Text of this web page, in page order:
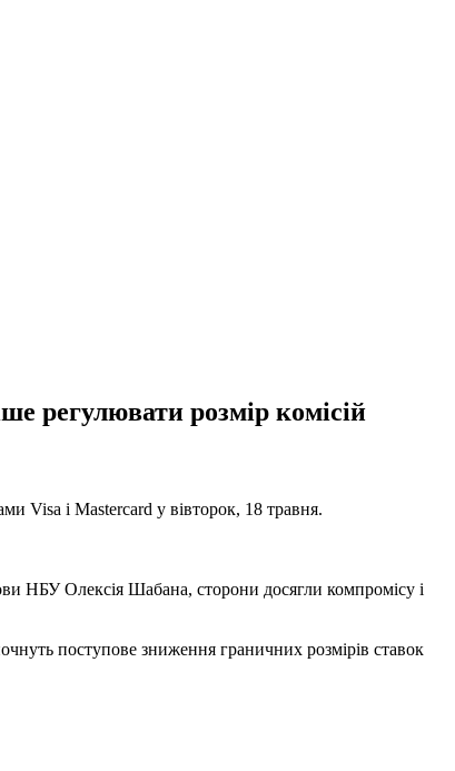
регулювати розмір комісій
Visa і Mastercard у вівторок, 18 травня.
НБУ Олексія Шабана, сторони досягли компромісу і
поступове зниження граничних розмірів ставок